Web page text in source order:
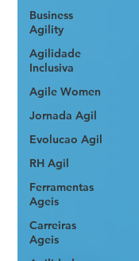
Business
Agility
Agilidade
Inclusiva
Agile Women
Jornada Agil
Evolucao Agil
RH Agil
Ferramentas
Ageis
Carreiras
Ageis